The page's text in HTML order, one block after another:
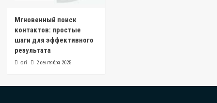
Мгновенный поиск
контактов: простые
шаги для эффективного
результата
ori 2 сентября 2025